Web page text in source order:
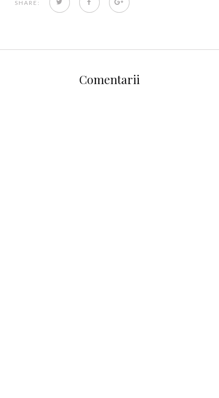
SHARE: TWITTERFACEBOOKGOOGLE+
Comentarii